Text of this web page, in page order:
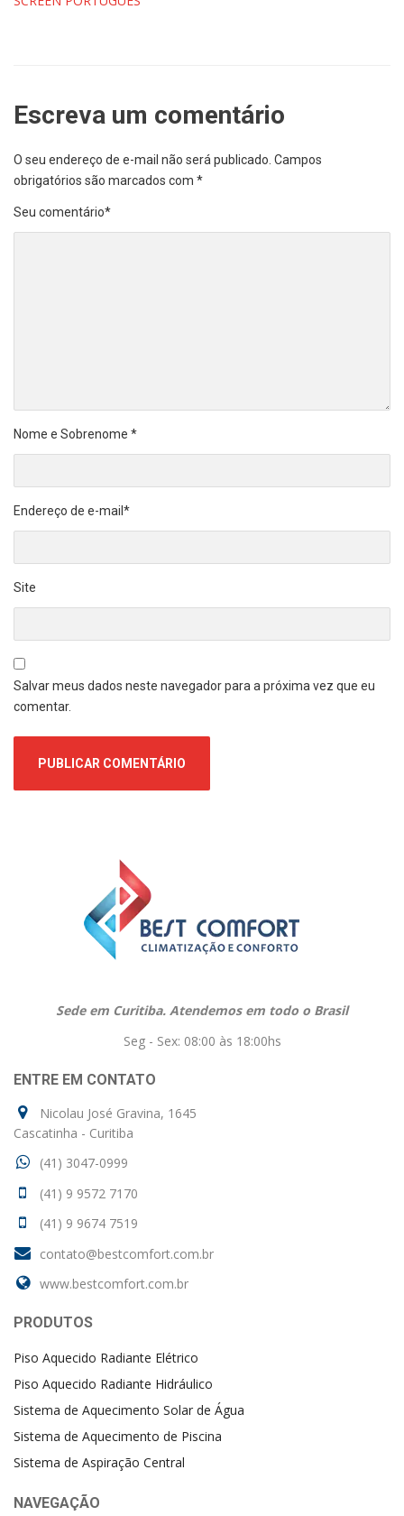
Escreva um comentário
O seu endereço de e-mail não será publicado. Campos
obrigatórios são marcados com *
Seu comentário*
Nome e Sobrenome *
Endereço de e-mail*
Site
Salvar meus dados neste navegador para a próxima vez que eu
comentar.
Sede em Curitiba. Atendemos em todo o Brasil
Seg - Sex: 08:00 às 18:00hs
ENTRE EM CONTATO
Nicolau José Gravina, 1645
Cascatinha - Curitiba
(41) 3047-0999
(41) 9 9572 7170
(41) 9 9674 7519
contato@bestcomfort.com.br
www.bestcomfort.com.br
PRODUTOS
Piso Aquecido Radiante Elétrico
Piso Aquecido Radiante Hidráulico
Sistema de Aquecimento Solar de Água
Sistema de Aquecimento de Piscina
Sistema de Aspiração Central
NAVEGAÇÃO